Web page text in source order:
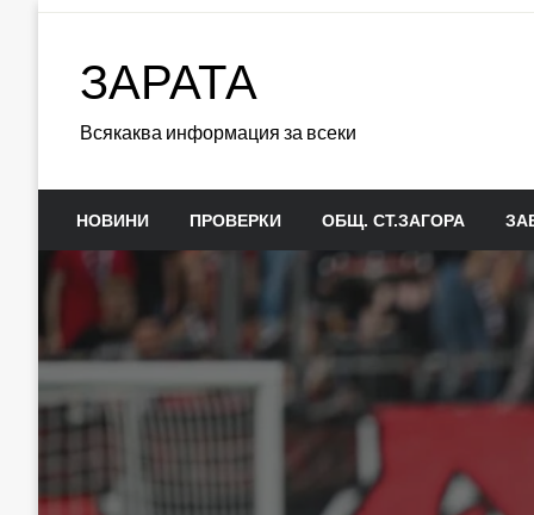
ЗАРАТА
Всякаква информация за всеки
НОВИНИ ПРОВЕРКИ ОБЩ. СТ.ЗАГОРА